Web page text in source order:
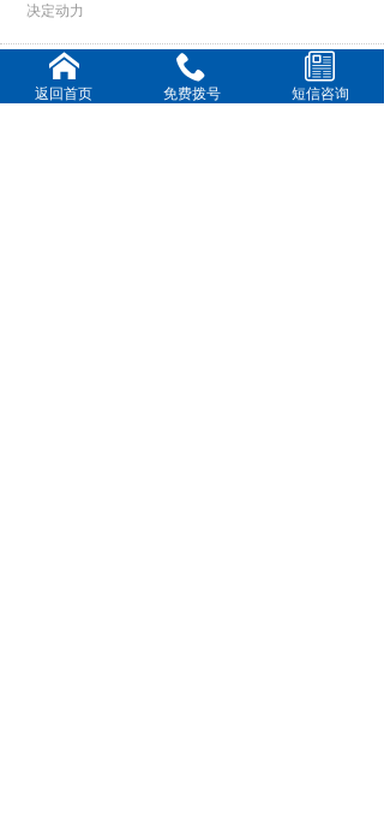
决定动力
07-28
提高电阻焊电极使用寿命
返回首页 免费拨号 短信咨询